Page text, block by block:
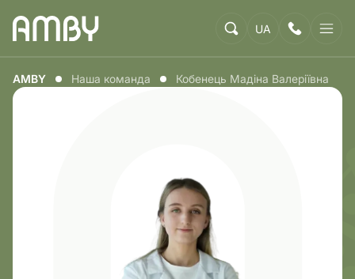
UA
AMBY Наша команда Кобенець Мадіна Валеріївна